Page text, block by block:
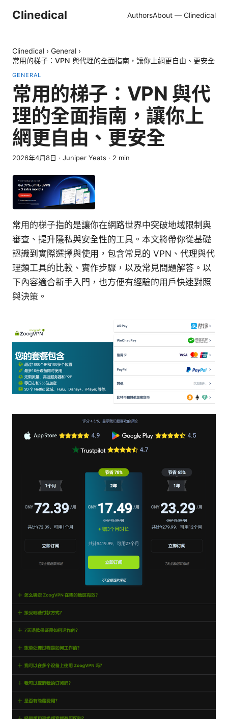
Clinedical AuthorsAbout — Clinedical
Clinedical › General ›
常用的梯子：VPN 與代理的全面指南，讓你上網更自由、更安全
GENERAL
常用的梯子：VPN 與代
理的全面指南，讓你上
網更自由、更安全
2026年4月8日 · Juniper Yeats · 2 min
常用的梯子指的是讓你在網路世界中突破地域限制與
審查、提升隱私與安全性的工具。本文將帶你從基礎
認識到實際選擇與使用，包含常見的 VPN、代理與代
理類工具的比較、實作步驟，以及常見問題解答。以
下內容適合新手入門，也方便有經驗的用戶快速對照
與決策。